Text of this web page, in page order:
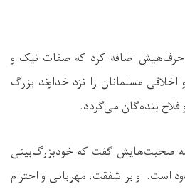
حرف‌هیش اضافه کرد که صفات نیک و
مسلمانان را نزد خداوند بزرگ
بنده‌گان می‌گردد.
صحبت‌هایش گفت که خودبزرگ‌بینی
است. او بر شفقت، مهربانی و احترام